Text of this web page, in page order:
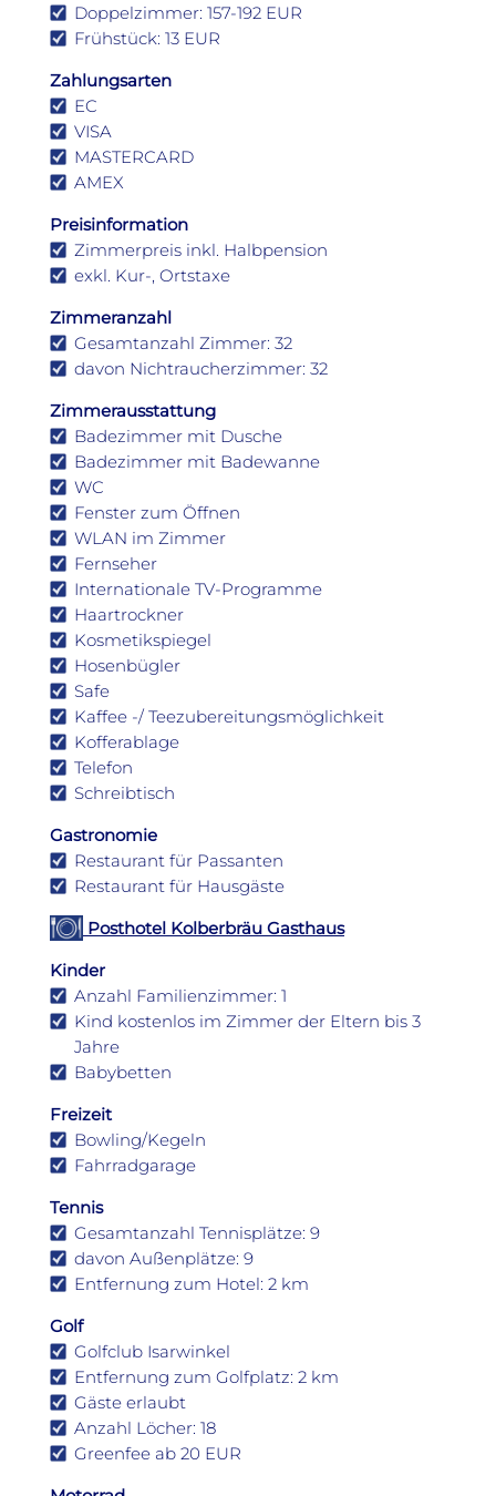
Doppelzimmer: 157-192 EUR
Frühstück: 13 EUR
Zahlungsarten
EC
VISA
MASTERCARD
AMEX
Preisinformation
Zimmerpreis inkl. Halbpension
exkl. Kur-, Ortstaxe
Zimmeranzahl
Gesamtanzahl Zimmer: 32
davon Nichtraucherzimmer: 32
Zimmerausstattung
Badezimmer mit Dusche
Badezimmer mit Badewanne
WC
Fenster zum Öffnen
WLAN im Zimmer
Fernseher
Internationale TV-Programme
Haartrockner
Kosmetikspiegel
Hosenbügler
Safe
Kaffee -/ Teezubereitungsmöglichkeit
Kofferablage
Telefon
Schreibtisch
Gastronomie
Restaurant für Passanten
Restaurant für Hausgäste
Posthotel Kolberbräu Gasthaus
Kinder
Anzahl Familienzimmer: 1
Kind kostenlos im Zimmer der Eltern bis 3
Jahre
Babybetten
Freizeit
Bowling/Kegeln
Fahrradgarage
Tennis
Gesamtanzahl Tennisplätze: 9
davon Außenplätze: 9
Entfernung zum Hotel: 2 km
Golf
Golfclub Isarwinkel
Entfernung zum Golfplatz: 2 km
Gäste erlaubt
Anzahl Löcher: 18
Greenfee ab 20 EUR